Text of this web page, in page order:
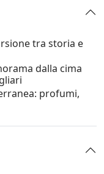
tra storia e
dalla cima
profumi,